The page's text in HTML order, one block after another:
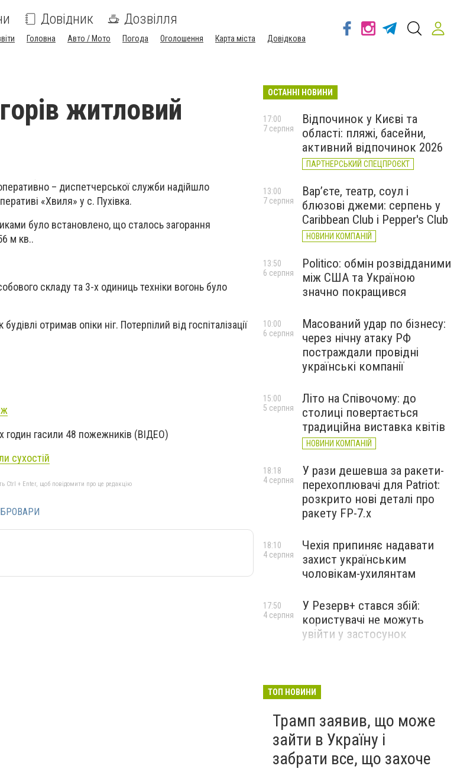
Довідник Дозвілля
Головна Авто / Мото Погода Оголошення Карта міста Довідкова
житловий
– диспетчерської служби надійшло
«Хвиля» у с. Пухівка.
було встановлено, що сталось загорання
м кв..
складу та 3-х одиниць техніки вогонь було
отримав опіки ніг. Потерпілий від госпіталізації
годин гасили 48 пожежників (ВІДЕО)
сухостій
Ctrl + Enter, щоб повідомити про це редакцію
ОСТАННІ НОВИНИ
Відпочинок у Києві та
області: пляжі, басейни,
активний відпочинок 2026
ПАРТНЕРСЬКИЙ СПЕЦПРОЄКТ
17:00
7 серпня
Вар’єте, театр, соул і
блюзові джеми: серпень у
Caribbean Club і Pepper's Club
НОВИНИ КОМПАНІЙ
13:00
7 серпня
Politico: обмін розвідданими
між США та Україною
значно покращився
13:50
6 серпня
Масований удар по бізнесу:
через нічну атаку РФ
постраждали провідні
українські компанії
10:00
6 серпня
Літо на Співочому: до
столиці повертається
традиційна виставка квітів
НОВИНИ КОМПАНІЙ
15:00
5 серпня
У рази дешевша за ракети-
перехоплювачі для Patriot:
розкрито нові деталі про
ракету FP-7.x
18:18
4 серпня
Чехія припиняє надавати
захист українським
чоловікам-ухилянтам
18:10
4 серпня
У Резерв+ стався збій:
користувачі не можуть
увійти у застосунок
17:50
4 серпня
ТОП НОВИНИ
Трамп заявив, що може
зайти в Україну і
забрати все, що захоче